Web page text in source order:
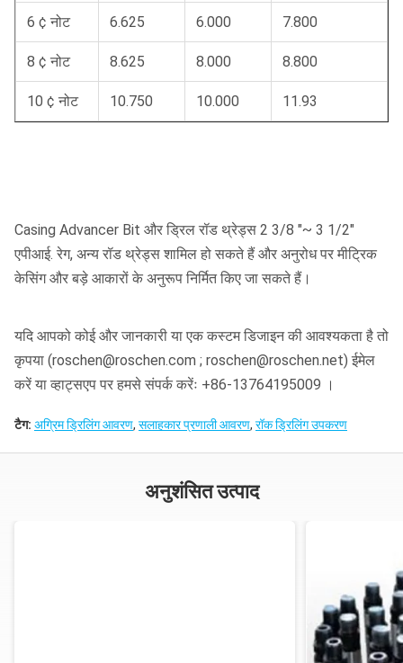
6 ¢ नोट 6.625 6.000 7.800
8 ¢ नोट 8.625 8.000 8.800
10 ¢ नोट 10.750 10.000 11.93
Casing Advancer Bit और ड्रिल रॉड थ्रेड्स 2 3/8 "~ 3 1/2"
एपीआई. रेग, अन्य रॉड थ्रेड्स शामिल हो सकते हैं और अनुरोध पर मीट्रिक
केसिंग और बड़े आकारों के अनुरूप निर्मित किए जा सकते हैं।
यदि आपको कोई और जानकारी या एक कस्टम डिजाइन की आवश्यकता है तो
कृपया (roschen@roschen.com ; roschen@roschen.net) ईमेल
करें या व्हाट्सएप पर हमसे संपर्क करेंः +86-13764195009 ।
टैग: अग्रिम ड्रिलिंग आवरण, सलाहकार प्रणाली आवरण, रॉक ड्रिलिंग उपकरण
अनुशंसित उत्पाद